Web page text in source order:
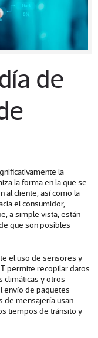
de
la
la forma en la que se
al cliente, así como la
el consumidor,
a simple vista, están
que son posibles
el uso de sensores y
permite recopilar datos
climáticas y otros
envío de paquetes
de mensajería usan
tiempos de tránsito y